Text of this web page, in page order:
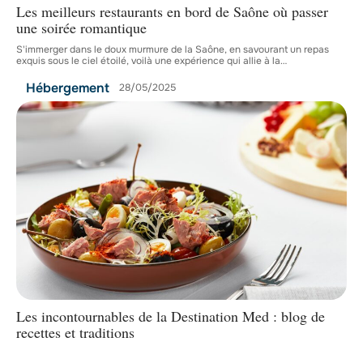
Les meilleurs restaurants en bord de Saône où passer
une soirée romantique
S'immerger dans le doux murmure de la Saône, en savourant un repas
exquis sous le ciel étoilé, voilà une expérience qui allie à la…
Hébergement 28/05/2025
Les incontournables de la Destination Med : blog de
recettes et traditions